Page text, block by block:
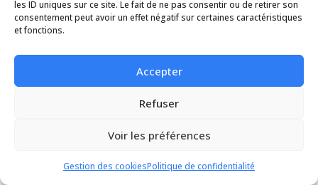
les ID uniques sur ce site. Le fait de ne pas consentir ou de retirer son
consentement peut avoir un effet négatif sur certaines caractéristiques
et fonctions.
Accepter
Refuser
Voir les préférences
Gestion des cookiesPolitique de confidentialité
Bâtiment Mazamet